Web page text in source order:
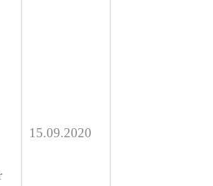
15.09.2020